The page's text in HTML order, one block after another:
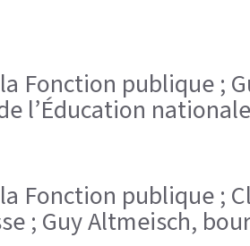
Fonction publique ;
l’Éducation
Fonction publique ;
; Guy Altmeisch,